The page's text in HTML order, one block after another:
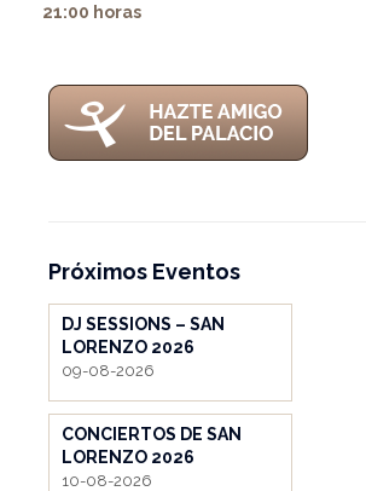
21:00 horas
Próximos Eventos
DJ SESSIONS – SAN
LORENZO 2026
09-08-2026
CONCIERTOS DE SAN
LORENZO 2026
10-08-2026